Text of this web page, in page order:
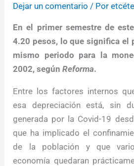
Dejar un comentario / Por
En el primer semestre de
4.20 pesos, lo que significa el
mismo periodo para la
2002, segúnReforma.
Entre los factores internos
esa depreciación está, sin
generada por la Covid-19
que ha implicado el
de la población y que
economía quedaran